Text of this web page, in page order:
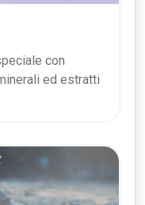
con
ed estratti